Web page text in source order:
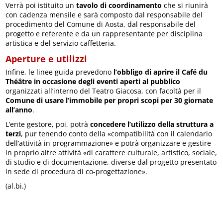
Verrà poi istituito untavolo di coordinamento che si riunirà
con cadenza mensile e sarà composto dal responsabile del
procedimento del Comune di Aosta, dal responsabile del
progetto e referente e da un rappresentante per disciplina
artistica e del servizio caffetteria.
Aperture e utilizzi
Infine, le linee guida prevedono l’obbligo di aprire il Café du
Théâtre in occasione degli eventi aperti al pubblico
organizzati all’interno del Teatro Giacosa, con facoltà per il
Comune di usare l’immobile per propri scopi per 30 giornate
all’anno.
L’ente gestore, poi, potràconcedere l’utilizzo della struttura a
terzi, pur tenendo conto della «compatibilità con il calendario
dell’attività in programmazione» e potrà organizzare e gestire
in proprio altre attività «di carattere culturale, artistico, sociale,
di studio e di documentazione, diverse dal progetto presentato
in sede di procedura di co-progettazione».
(al.bi.)